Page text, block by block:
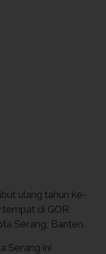
ulang tahun ke-
di GOR
Serang, Banten.
Serang ini